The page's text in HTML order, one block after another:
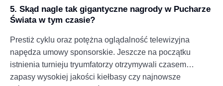
5. Skąd nagle tak gigantyczne nagrody w Pucharze
Świata w tym czasie?
Prestiż cyklu oraz potężna oglądalność telewizyjna
napędza umowy sponsorskie. Jeszcze na początku
istnienia turnieju tryumfatorzy otrzymywali czasem…
zapasy wysokiej jakości kiełbasy czy najnowsze